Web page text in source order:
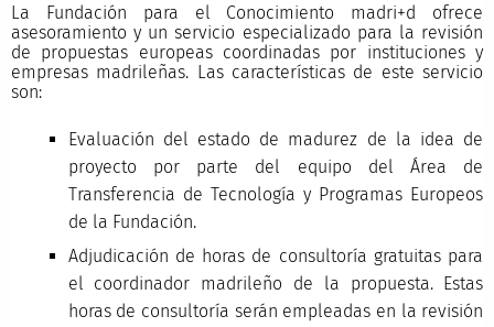
La Fundación para el Conocimiento madri+d ofrece
asesoramiento y un servicio especializado para la revisión
de propuestas europeas coordinadas por instituciones y
empresas madrileñas. Las características de este servicio
son:
Evaluación del estado de madurez de la idea de
proyecto por parte del equipo del Área de
Transferencia de Tecnología y Programas Europeos
de la Fundación.
Adjudicación de horas de consultoría gratuitas para
el coordinador madrileño de la propuesta. Estas
horas de consultoría serán empleadas en la revisión